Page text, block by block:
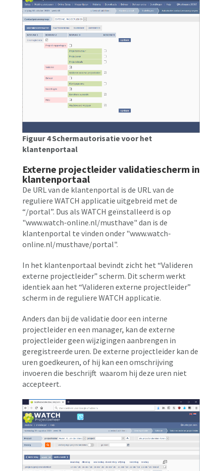
Figuur 4 Schermautorisatie voor het
klantenportaal
Externe projectleider validatiescherm in
klantenportaal
De URL van de klantenportal is de URL van de
reguliere WATCH applicatie uitgebreid met de
“/portal”. Dus als WATCH geïnstalleerd is op
"www.watch-online.nl/musthave" dan is de
klantenportal te vinden onder "www.watch-
online.nl/musthave/portal".
In het klantenportaal bevindt zicht het “Valideren
externe projectleider” scherm. Dit scherm werkt
identiek aan het “Valideren externe projectleider”
scherm in de reguliere WATCH applicatie.
Anders dan bij de validatie door een interne
projectleider en een manager, kan de externe
projectleider geen wijzigingen aanbrengen in
geregistreerde uren. De externe projectleider kan de
uren goedkeuren, of hij kan een omschrijving
invoeren die beschrijft waarom hij deze uren niet
accepteert.